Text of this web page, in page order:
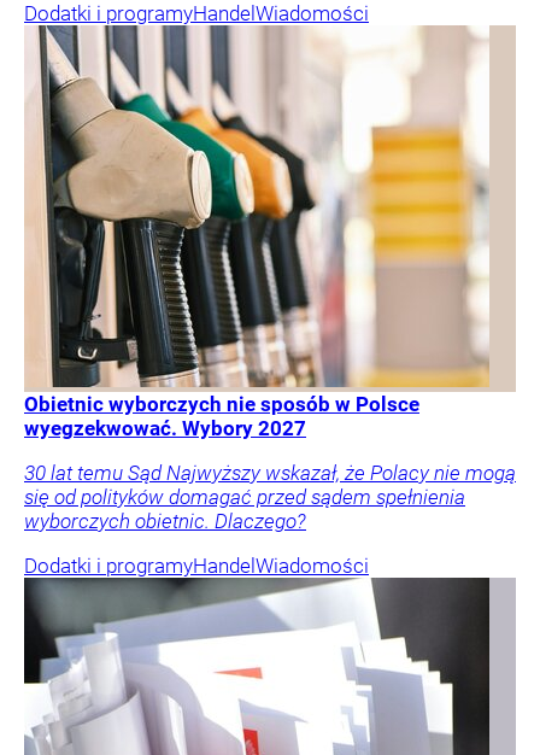
Dodatki i programyHandel Wiadomości
Obietnic wyborczych nie sposób w Polsce
wyegzekwować. Wybory 2027
30 lat temu Sąd Najwyższy wskazał, że Polacy nie mogą
się od polityków domagać przed sądem spełnienia
wyborczych obietnic. Dlaczego?
Dodatki i programyHandel Wiadomości